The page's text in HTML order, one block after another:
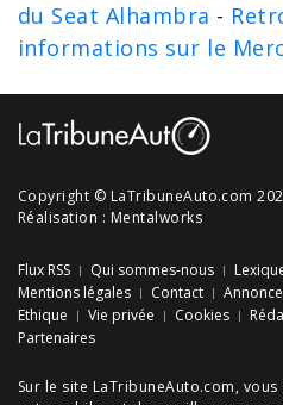
du Seat Alhambra -
informations sur le
Copyright © LaTribuneAuto.com
Réalisation : Mentalworks
Flux RSS Qui sommes-nous
Mentions légales
Contact
Ethique
Vie privée Cookies
Partenaires
Sur le site LaTribuneAuto.com,